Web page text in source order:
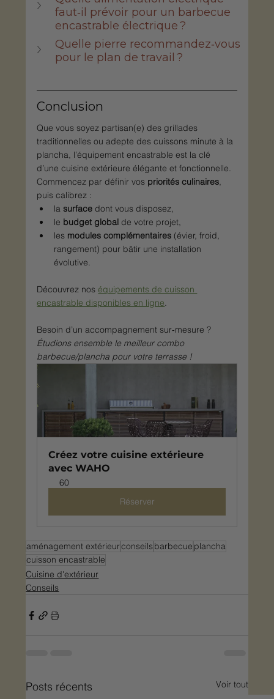
faut‑il prévoir pour un barbecue
encastrable électrique ?
Quelle pierre recommandez‑vous
pour le plan de travail ?
Conclusion
Que vous soyez partisan(e) des grillades
traditionnelles ou adepte des cuissons minute à la
plancha, l’équipement encastrable est la clé
d’une cuisine extérieure élégante et fonctionnelle.
Commencez par définir vos priorités culinaires,
puis calibrez :
la surface dont vous disposez,
le budget global de votre projet,
les modules complémentaires (évier, froid,
rangement) pour bâtir une installation
évolutive.
Découvrez nos équipements de cuisson
encastrable disponibles en ligne.
Besoin d’un accompagnement sur‑mesure ?
Étudions ensemble le meilleur combo
barbecue/plancha pour votre terrasse !
Créez votre cuisine extérieure
avec WAHO
60
Réserver
aménagement extérieurconseilsbarbecue plancha
cuisson encastrable
Cuisine d'extérieur
Conseils
Posts récents Voir tout